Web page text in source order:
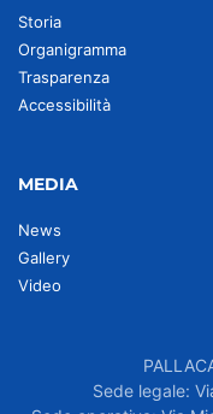
Storia
Organigramma
Trasparenza
Accessibilità
MEDIA
News
Gallery
Video
Sede legale: